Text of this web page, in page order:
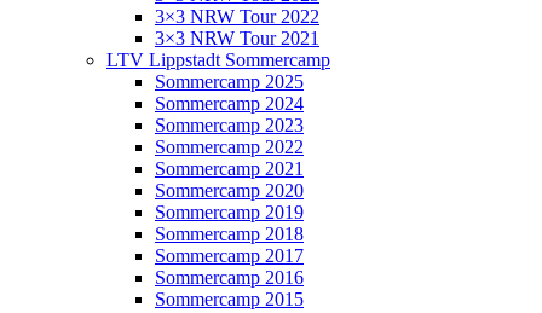
3×3 NRW Tour 2022
3×3 NRW Tour 2021
LTV Lippstadt Sommercamp
Sommercamp 2025
Sommercamp 2024
Sommercamp 2023
Sommercamp 2022
Sommercamp 2021
Sommercamp 2020
Sommercamp 2019
Sommercamp 2018
Sommercamp 2017
Sommercamp 2016
Sommercamp 2015